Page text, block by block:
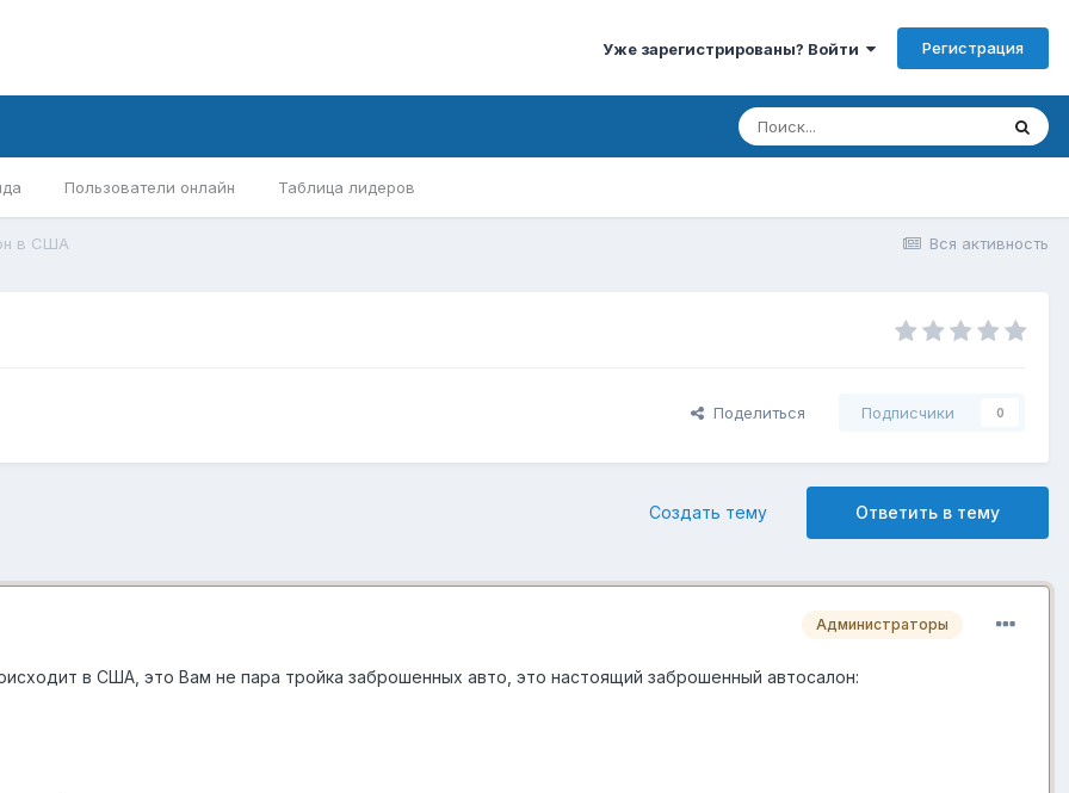
Уже зарегистрированы? Войти Регистрация
Пользователи онлайн Таблица лидеров
Вся активность
в США
Поделиться Подписчики 0
Ответить в тему
Создать тему
Администраторы
в США, это Вам не пара тройка заброшенных авто, это настоящий заброшенный автосалон: